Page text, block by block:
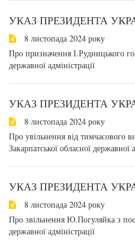
УКАЗ ПРЕЗИДЕНТА
8 листопада 2024 року
Про призначення І.Рудницького
державної адміністрації
УКАЗ ПРЕЗИДЕНТА
8 листопада 2024 року
Про увільнення від тимчасового
Закарпатської обласної державної
УКАЗ ПРЕЗИДЕНТА
8 листопада 2024 року
Про звільнення Ю.Погуляйка з
державної адміністрації